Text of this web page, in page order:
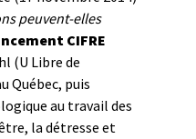
peuvent-elles
CIFRE
(U Libre de
Québec, puis
au travail des
la détresse et